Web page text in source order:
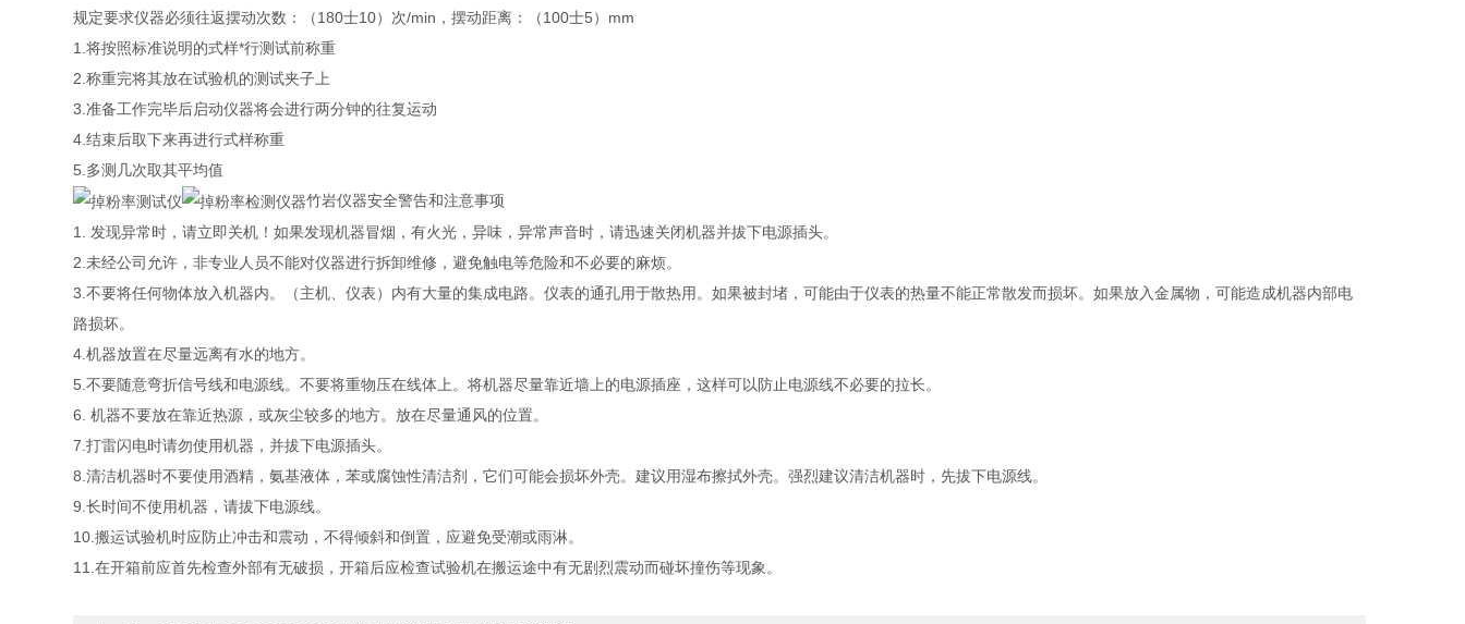
规定要求仪器必须往返摆动次数：（180士10）次/min，摆动距离：（100士5）mm
1.将按照标准说明的式样*行测试前称重
2.称重完将其放在试验机的测试夹子上
3.准备工作完毕后启动仪器将会进行两分钟的往复运动
4.结束后取下来再进行式样称重
5.多测几次取其平均值
竹岩仪器安全警告和注意事项
1. 发现异常时，请立即关机！如果发现机器冒烟，有火光，异味，异常声音时，请迅速关闭机器并拔下电源插头。
2.未经公司允许，非专业人员不能对仪器进行拆卸维修，避免触电等危险和不必要的麻烦。
3.不要将任何物体放入机器内。（主机、仪表）内有大量的集成电路。仪表的通孔用于散热用。如果被封堵，可能由于仪表的热量不能正常散发而损坏。如果放入金属物，可能造成机器内部电
路损坏。
4.机器放置在尽量远离有水的地方。
5.不要随意弯折信号线和电源线。不要将重物压在线体上。将机器尽量靠近墙上的电源插座，这样可以防止电源线不必要的拉长。
6. 机器不要放在靠近热源，或灰尘较多的地方。放在尽量通风的位置。
7.打雷闪电时请勿使用机器，并拔下电源插头。
8.清洁机器时不要使用酒精，氨基液体，苯或腐蚀性清洁剂，它们可能会损坏外壳。建议用湿布擦拭外壳。强烈建议清洁机器时，先拔下电源线。
9.长时间不使用机器，请拔下电源线。
10.搬运试验机时应防止冲击和震动，不得倾斜和倒置，应避免受潮或雨淋。
11.在开箱前应首先检查外部有无破损，开箱后应检查试验机在搬运途中有无剧烈震动而碰坏撞伤等现象。